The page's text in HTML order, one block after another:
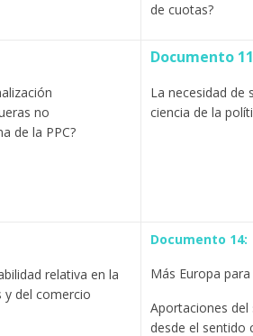
de cuotas?
no
de la PPC?
Documento
La necesidad de
ciencia de la
relativa en la
y del comercio
Documento 14:
Más Europa
Aportaciones
desde el sentido